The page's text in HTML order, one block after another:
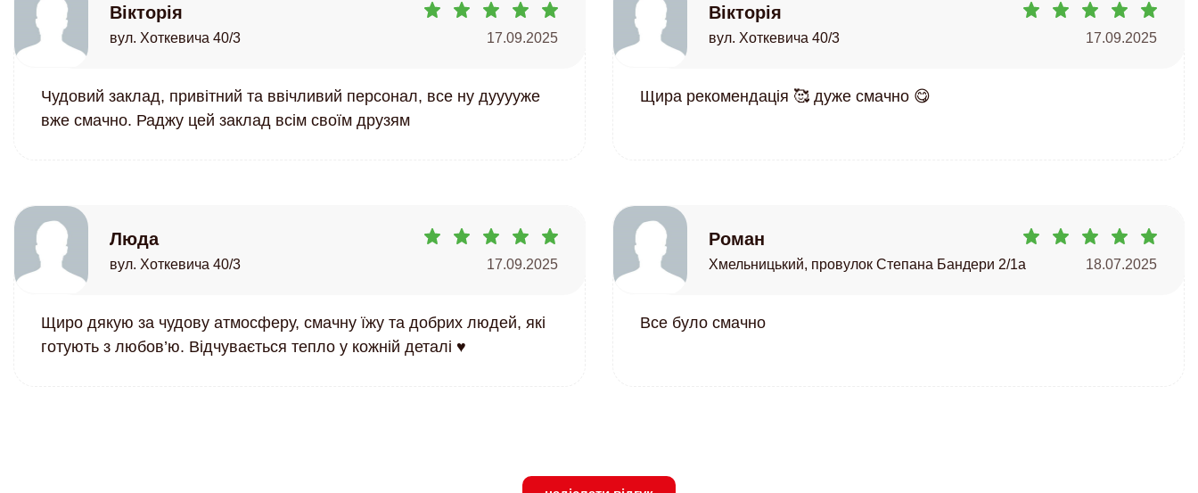
Вікторія
вул. Хоткевича 40/3 17.09.2025
Чудовий заклад, привітний та ввічливий персонал, все ну дууууже
вже смачно. Раджу цей заклад всім своїм друзям
Вікторія
вул. Хоткевича 40/3 17.09.2025
Щира рекомендація 🥰 дуже смачно 😋
Люда
вул. Хоткевича 40/3 17.09.2025
Щиро дякую за чудову атмосферу, смачну їжу та добрих людей, які
готують з любов’ю. Відчувається тепло у кожній деталі ♥️
Роман
Хмельницький, провулок Степана Бандери 2/1а 18.07.2025
Все було смачно